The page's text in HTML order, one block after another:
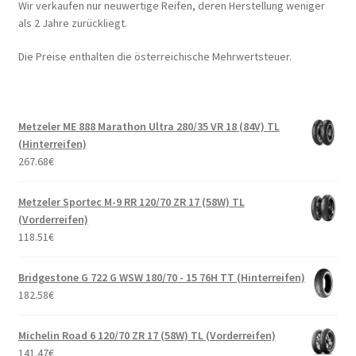
Wir verkaufen nur neuwertige Reifen, deren Herstellung weniger
als 2 Jahre zurückliegt.
Die Preise enthalten die österreichische Mehrwertsteuer.
Metzeler ME 888 Marathon Ultra 280/35 VR 18 (84V) TL
(Hinterreifen)
267.68€
Metzeler Sportec M-9 RR 120/70 ZR 17 (58W) TL
(Vorderreifen)
118.51€
Bridgestone G 722 G WSW 180/70 - 15 76H TT (Hinterreifen)
182.58€
Michelin Road 6 120/70 ZR 17 (58W) TL (Vorderreifen)
141.47€